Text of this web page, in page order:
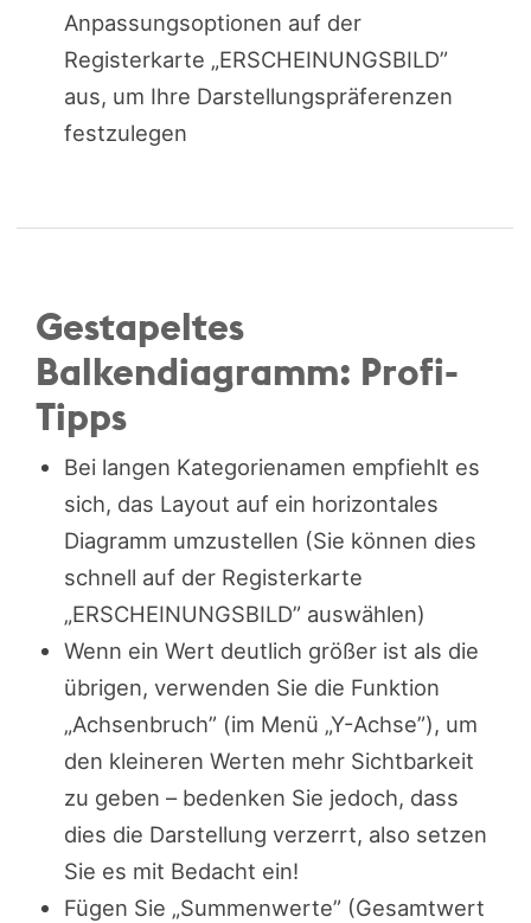
Anpassungsoptionen auf der
Registerkarte „ERSCHEINUNGSBILD”
aus, um Ihre Darstellungspräferenzen
festzulegen
Gestapeltes
Balkendiagramm: Profi-
Tipps
Bei langen Kategorienamen empfiehlt es
sich, das Layout auf ein horizontales
Diagramm umzustellen (Sie können dies
schnell auf der Registerkarte
„ERSCHEINUNGSBILD” auswählen)
Wenn ein Wert deutlich größer ist als die
übrigen, verwenden Sie die Funktion
„Achsenbruch” (im Menü „Y-Achse”), um
den kleineren Werten mehr Sichtbarkeit
zu geben – bedenken Sie jedoch, dass
dies die Darstellung verzerrt, also setzen
Sie es mit Bedacht ein!
Fügen Sie „Summenwerte” (Gesamtwert